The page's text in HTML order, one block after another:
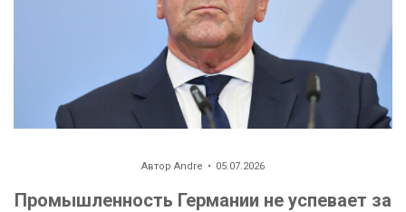
Автор Andre 05.07.2026
Промышленность Германии не успевает за